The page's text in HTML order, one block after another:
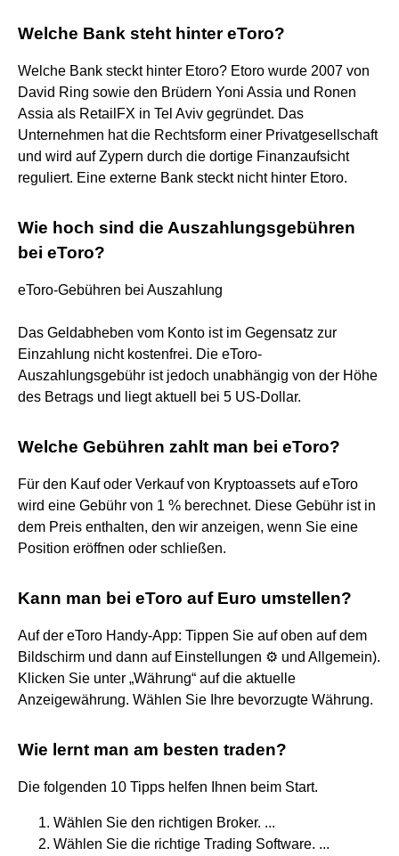
Welche Bank steht hinter eToro?
Welche Bank steckt hinter Etoro? Etoro wurde 2007 von
David Ring sowie den Brüdern Yoni Assia und Ronen
Assia als RetailFX in Tel Aviv gegründet. Das
Unternehmen hat die Rechtsform einer Privatgesellschaft
und wird auf Zypern durch die dortige Finanzaufsicht
reguliert. Eine externe Bank steckt nicht hinter Etoro.
Wie hoch sind die Auszahlungsgebühren
bei eToro?
eToro-Gebühren bei Auszahlung
Das Geldabheben vom Konto ist im Gegensatz zur
Einzahlung nicht kostenfrei. Die eToro-
Auszahlungsgebühr ist jedoch unabhängig von der Höhe
des Betrags und liegt aktuell bei 5 US-Dollar.
Welche Gebühren zahlt man bei eToro?
Für den Kauf oder Verkauf von Kryptoassets auf eToro
wird eine Gebühr von 1 % berechnet. Diese Gebühr ist in
dem Preis enthalten, den wir anzeigen, wenn Sie eine
Position eröffnen oder schließen.
Kann man bei eToro auf Euro umstellen?
Auf der eToro Handy-App: Tippen Sie auf oben auf dem
Bildschirm und dann auf Einstellungen ⚙ und Allgemein).
Klicken Sie unter „Währung“ auf die aktuelle
Anzeigewährung. Wählen Sie Ihre bevorzugte Währung.
Wie lernt man am besten traden?
Die folgenden 10 Tipps helfen Ihnen beim Start.
Wählen Sie den richtigen Broker. ...
Wählen Sie die richtige Trading Software. ...